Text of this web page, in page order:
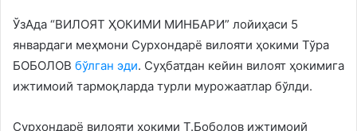
ЎзАда “ВИЛОЯТ ҲОКИМИ МИНБАРИ” лойиҳаси 5
январдаги меҳмони Сурхондарё вилояти ҳокими Тўра
БОБОЛОВ бўлган эди. Суҳбатдан кейин вилоят ҳокимига
ижтимоий тармоқларда турли мурожаатлар бўлди.
Сурхондарё вилояти ҳокими Т.Боболов ижтимоий